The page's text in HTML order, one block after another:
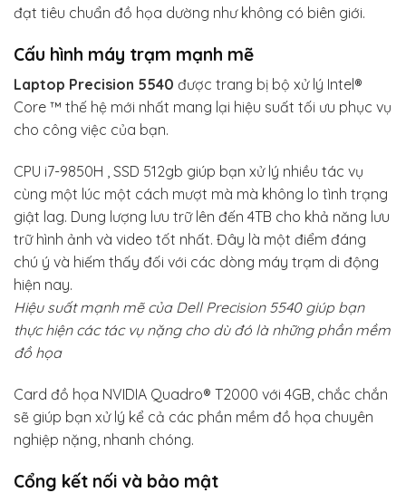
đạt tiêu chuẩn đồ họa dường như không có biên giới.
Cấu hình máy trạm mạnh mẽ
Laptop Precision 5540 được trang bị bộ xử lý Intel®
Core ™ thế hệ mới nhất mang lại hiệu suất tối ưu phục vụ
cho công việc của bạn.
CPU i7-9850H , SSD 512gb giúp bạn xử lý nhiều tác vụ
cùng một lúc một cách mượt mà mà không lo tình trạng
giật lag. Dung lượng lưu trữ lên đến 4TB cho khả năng lưu
trữ hình ảnh và video tốt nhất. Đây là một điểm đáng
chú ý và hiếm thấy đối với các dòng máy trạm di động
hiện nay.
Hiệu suất mạnh mẽ của Dell Precision 5540 giúp bạn
thực hiện các tác vụ nặng cho dù đó là những phần mềm
đồ họa
Card đồ họa NVIDIA Quadro® T2000 với 4GB, chắc chắn
sẽ giúp bạn xử lý kể cả các phần mềm đồ họa chuyên
nghiệp nặng, nhanh chóng.
Cổng kết nối và bảo mật